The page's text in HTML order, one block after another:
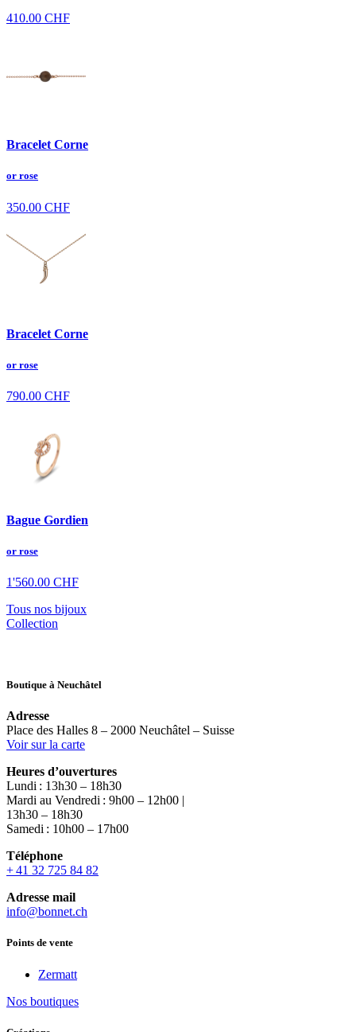
410.00 CHF
Bracelet Corne
or rose
350.00 CHF
Bracelet Corne
or rose
790.00 CHF
Bague Gordien
or rose
1'560.00 CHF
Tous nos bijoux
Collection
Boutique à Neuchâtel
Adresse
Place des Halles 8 – 2000 Neuchâtel – Suisse
Voir sur la carte
Heures d’ouvertures
Lundi : 13h30 – 18h30
Mardi au Vendredi : 9h00 – 12h00 |
13h30 – 18h30
Samedi : 10h00 – 17h00
Téléphone
+ 41 32 725 84 82
Adresse mail
info@bonnet.ch
Points de vente
Zermatt
Nos boutiques